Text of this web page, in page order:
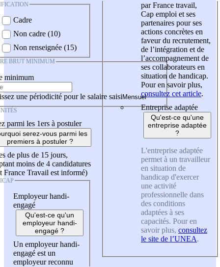
Cadre
Non cadre (10)
Non renseignée (15)
BRUT MINIMUM
minimum
une périodicité pour le salaire saisi
parmi les 1ers à postuler
serez-vous parmi les
premiers à postuler ?
de plus de 15 jours,
moins de 4 candidatures
France Travail est informé)
Employeur handi-
engagé
Qu'est-ce qu'un
employeur handi-
engagé ?
Un employeur handi-
engagé est un
employeur reconnu
par France travail,
Cap emploi et ses
partenaires pour ses
actions concrètes en
faveur du recrutement,
de l’intégration et de
l’accompagnement de
ses collaborateurs en
situation de handicap.
Pour en savoir plus,
consultez cet article.
Entreprise adaptée
Qu'est-ce qu'une
entreprise adaptée
?
L'entreprise adaptée
permet à un travailleur
en situation de
handicap d'exercer
une activité
professionnelle dans
des conditions
adaptées à ses
capacités. Pour en
savoir plus, consultez
le site de l’UNEA.